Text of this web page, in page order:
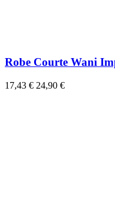
Robe Courte Wani
17,43 € 24,90 €